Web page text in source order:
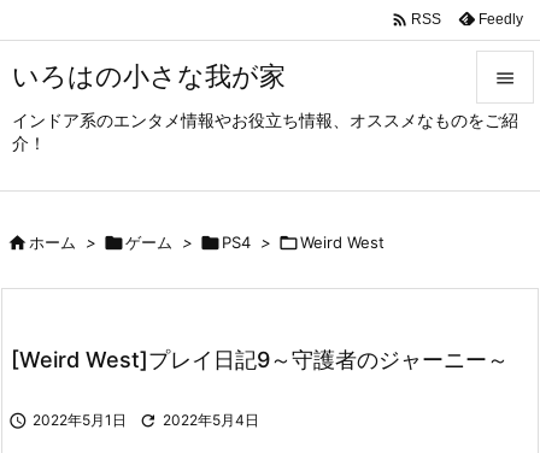
いろはの小さな我が家
インドア系のエンタメ情報やお役立ち情報、オススメなものをご紹
介！



 RSS Feedly
ホーム > ゲーム > PS4 > Weird West
[Weird West]プレイ日記9～守護者のジャーニー～
 2022年5月1日  2022年5月4日